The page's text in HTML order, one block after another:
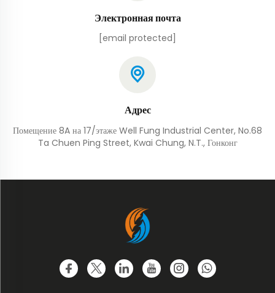
Электронная почта
[email protected]
Адрес
Помещение 8A на 17/этаже Well Fung Industrial Center, No.68
Ta Chuen Ping Street, Kwai Chung, N.T., Гонконг